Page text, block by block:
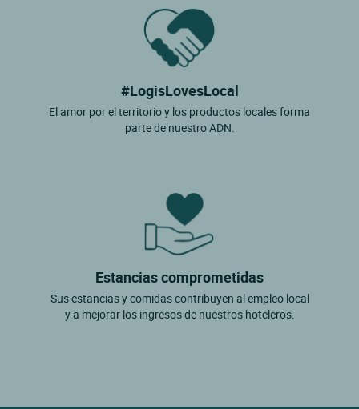
#LogisLovesLocal
El amor por el territorio y los productos locales forma
parte de nuestro ADN.
Estancias comprometidas
Sus estancias y comidas contribuyen al empleo local
y a mejorar los ingresos de nuestros hoteleros.